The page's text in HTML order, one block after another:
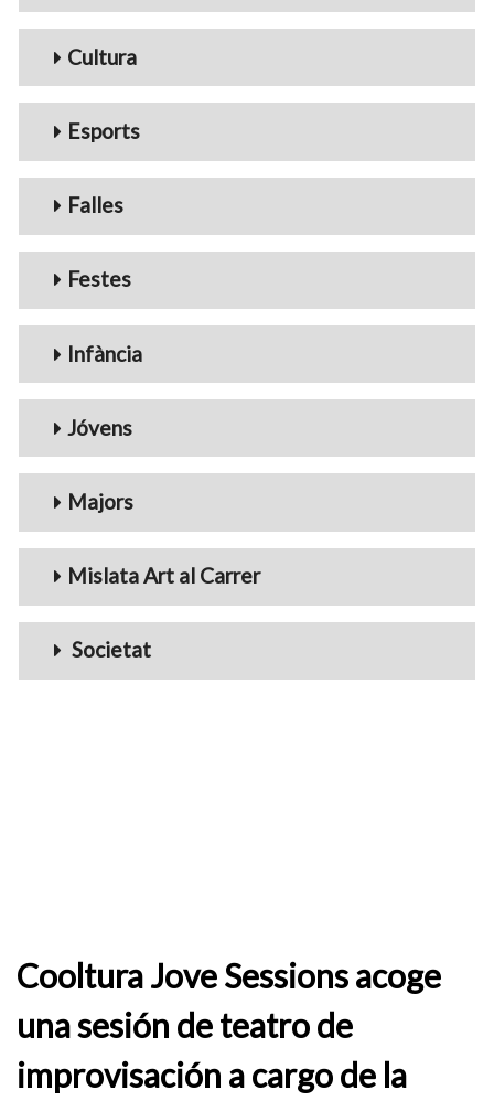
Cultura
Esports
Falles
Festes
Infància
Jóvens
Majors
Mislata Art al Carrer
Societat
Cooltura Jove Sessions acoge
una sesión de teatro de
improvisación a cargo de la